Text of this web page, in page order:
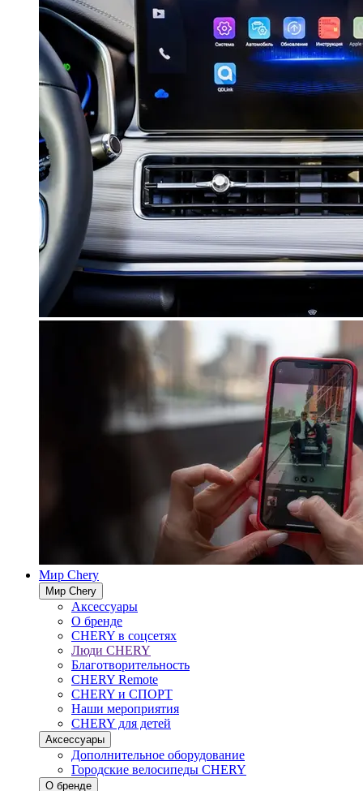
Мир Chery
Мир Chery
Аксессуары
О бренде
CHERY в соцсетях
Люди CHERY
Благотворительность
CHERY Remote
CHERY и СПОРТ
Наши мероприятия
CHERY для детей
Аксессуары
Дополнительное оборудование
Городские велосипеды CHERY
О бренде